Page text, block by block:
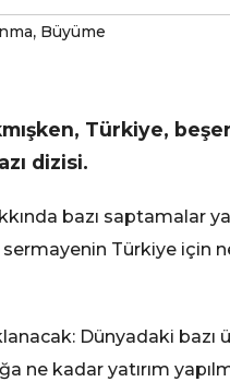
, Büyüme
Türkiye,
dizisi.
bazı saptamalar
Türkiye için
Dünyadaki bazı
ne kadar yatırım